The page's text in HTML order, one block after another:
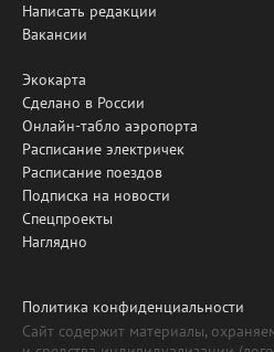
Написать редакции
Вакансии
Экокарта
Сделано в России
Онлайн-табло аэропорта
Расписание электричек
Расписание поездов
Подписка на новости
Спецпроекты
Наглядно
Политика конфиденциальности
Сайт содержит материалы,